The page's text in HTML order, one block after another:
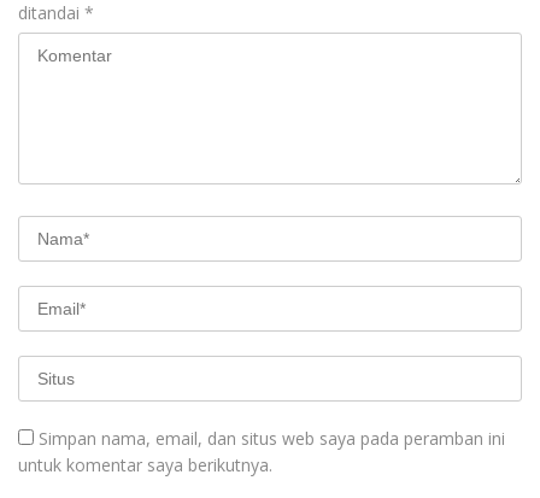
ditandai *
Simpan nama, email, dan situs web saya pada peramban ini
untuk komentar saya berikutnya.